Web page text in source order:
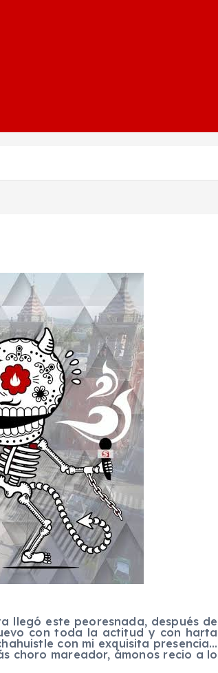
llegó este peoresnada, después de
con toda la actitud y con harta
con mi exquisita presencia…
choro mareador, ámonos recio a lo